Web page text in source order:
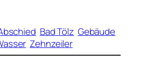
Bad Tölz Gebäude
Zehnzeiler